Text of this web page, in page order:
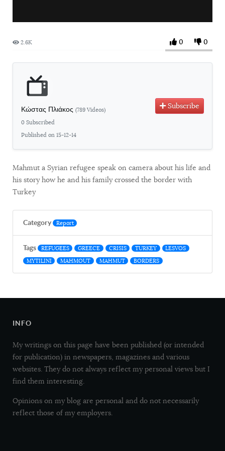
2.6K 0 0
Κώστας Πλιάκος (789 Videos)
0 Subscribed
Published on 15-12-14
Subscribe
Mahmut a Syrian refugee speak on camera about his life and
his story how he and his family crossed the border with
Turkey
Category Report
Tags REFUGEES GREECE CRISIS TURKEY
LESVOS
MYTILINI
MAHMOUT MAHMUT BORDERS
INFO
My writings on this page have been published (or intended
for publication) in newspapers, magazines and various
websites. They do not always reflect my personal views but I
find them interesting.
Opinions on my blog are personal and do not necessarily
reflect those of my employers.